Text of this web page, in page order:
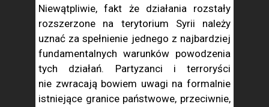
Niewątpliwie, fakt że działania rozstały
rozszerzone na terytorium Syrii należy
uznać za spełnienie jednego z najbardziej
fundamentalnych warunków powodzenia
tych działań. Partyzanci i terroryści
nie zwracają bowiem uwagi na formalnie
istniejące granice państwowe, przeciwnie,